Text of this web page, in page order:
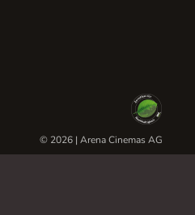
© 2026 | Arena Cinemas AG